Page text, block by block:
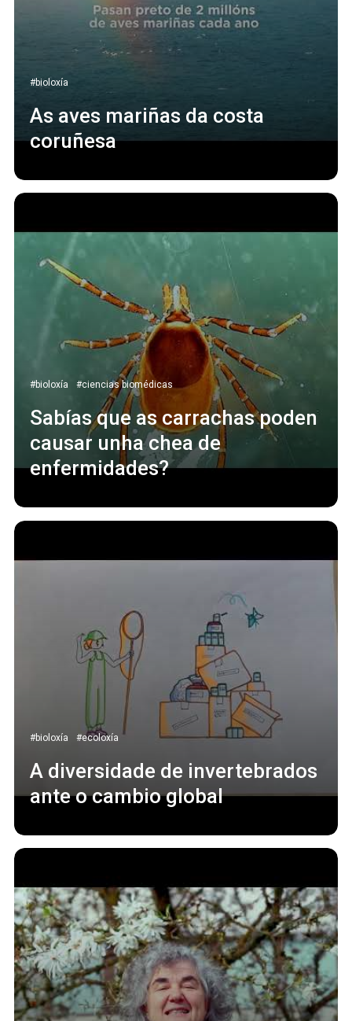
#bioloxía
As aves mariñas da costa
coruñesa
#bioloxía #ciencias biomédicas
Sabías que as carrachas poden
causar unha chea de
enfermidades?
#bioloxía #ecoloxía
A diversidade de invertebrados
ante o cambio global